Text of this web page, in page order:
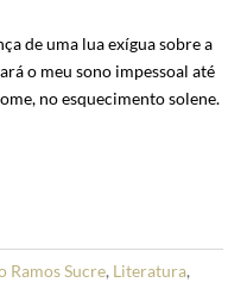
de uma lua exígua sobre a
o meu sono impessoal até
no esquecimento solene.
Ramos Sucre, Literatura,